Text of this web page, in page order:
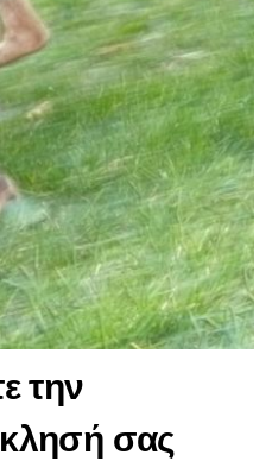
την
σας